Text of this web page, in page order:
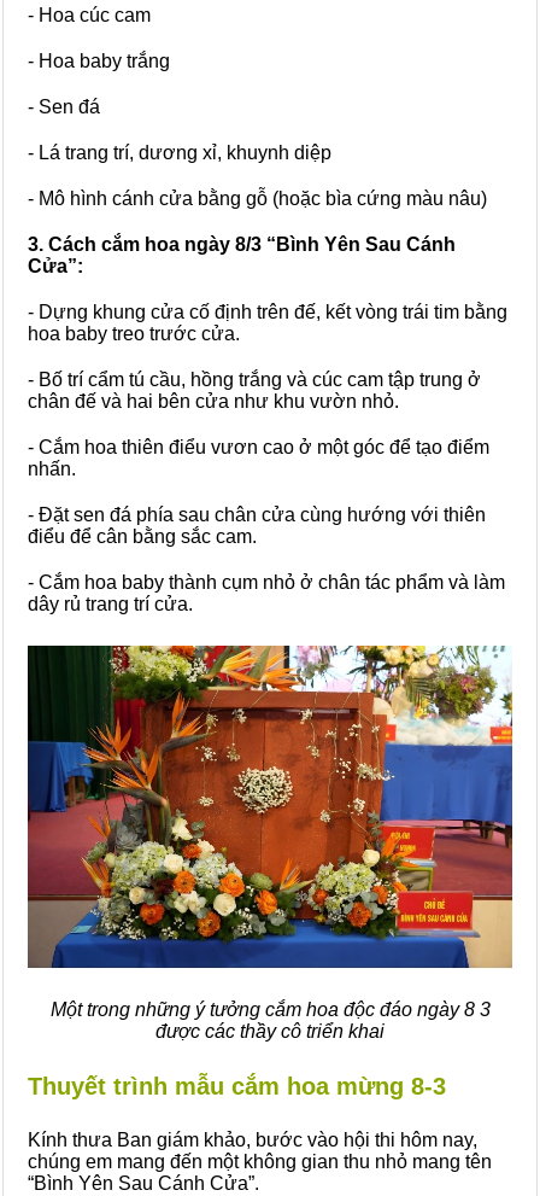
- Hoa cúc cam
- Hoa baby trắng
- Sen đá
- Lá trang trí, dương xỉ, khuynh diệp
- Mô hình cánh cửa bằng gỗ (hoặc bìa cứng màu nâu)
3. Cách cắm hoa ngày 8/3 “Bình Yên Sau Cánh
Cửa”:
- Dựng khung cửa cố định trên đế, kết vòng trái tim bằng
hoa baby treo trước cửa.
- Bố trí cẩm tú cầu, hồng trắng và cúc cam tập trung ở
chân đế và hai bên cửa như khu vườn nhỏ.
- Cắm hoa thiên điểu vươn cao ở một góc để tạo điểm
nhấn.
- Đặt sen đá phía sau chân cửa cùng hướng với thiên
điểu để cân bằng sắc cam.
- Cắm hoa baby thành cụm nhỏ ở chân tác phẩm và làm
dây rủ trang trí cửa.
Một trong những ý tưởng cắm hoa độc đáo ngày 8 3
được các thầy cô triển khai
Thuyết trình mẫu cắm hoa mừng 8-3
Kính thưa Ban giám khảo, bước vào hội thi hôm nay,
chúng em mang đến một không gian thu nhỏ mang tên
“Bình Yên Sau Cánh Cửa”.